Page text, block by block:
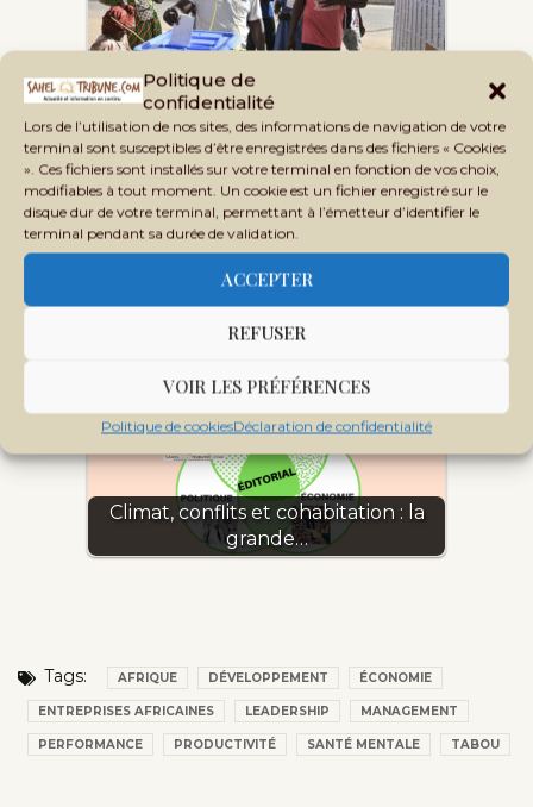
Politique de
confidentialité
Lors de l’utilisation de nos sites, des informations de navigation de votre
terminal sont susceptibles d’être enregistrées dans des fichiers « Cookies
». Ces fichiers sont installés sur votre terminal en fonction de vos choix,
modifiables à tout moment. Un cookie est un fichier enregistré sur le
disque dur de votre terminal, permettant à l’émetteur d’identifier le
terminal pendant sa durée de validation.
ACCEPTER
REFUSER
VOIR LES PRÉFÉRENCES
Politique de cookiesDéclaration de confidentialité
Démocratie en sursis : les urnes ne
trompent plus personne
Quand les urnes ne suffisent plus :
la crise…
Climat, conflits et cohabitation : la
grande…
Tags: AFRIQUE DÉVELOPPEMENT ÉCONOMIE
ENTREPRISES AFRICAINES LEADERSHIP MANAGEMENT
PERFORMANCE PRODUCTIVITÉ SANTÉ MENTALE TABOU